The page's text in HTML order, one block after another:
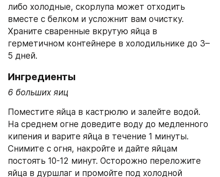
либо холодные, скорлупа может отходить
вместе с белком и усложнит вам очистку.
Храните сваренные вкрутую яйца в
герметичном контейнере в холодильнике до 3–
5 дней.
Ингредиенты
6 больших яиц
Поместите яйца в кастрюлю и залейте водой.
На среднем огне доведите воду до медленного
кипения и варите яйца в течение 1 минуты.
Снимите с огня, накройте и дайте яйцам
постоять 10-12 минут. Осторожно переложите
яйца в дуршлаг и промойте под холодной